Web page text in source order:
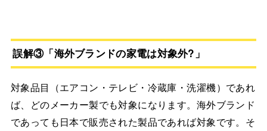
誤解③「海外ブランドの家電は対象外?」
対象品目（エアコン・テレビ・冷蔵庫・洗濯機）であれ
ば、どのメーカー製でも対象になります。海外ブランド
であっても日本で販売された製品であれば対象です。そ